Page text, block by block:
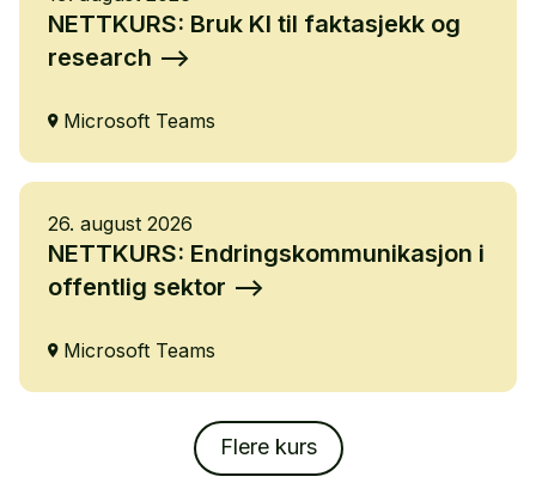
NETTKURS: Bruk KI til faktasjekk og
research
Microsoft Teams
26. august 2026
NETTKURS: Endringskommunikasjon i
offentlig sektor
Microsoft Teams
Flere kurs